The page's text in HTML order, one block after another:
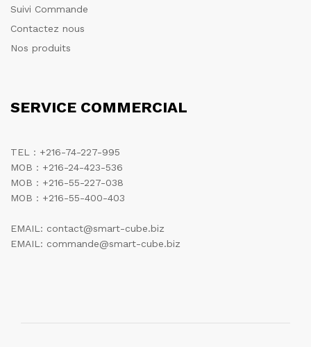
Suivi Commande
Contactez nous
Nos produits
SERVICE COMMERCIAL
TEL : +216-74-227-995
MOB : +216-24-423-536
MOB : +216-55-227-038
MOB : +216-55-400-403
EMAIL: contact@smart-cube.biz
EMAIL: commande@smart-cube.biz